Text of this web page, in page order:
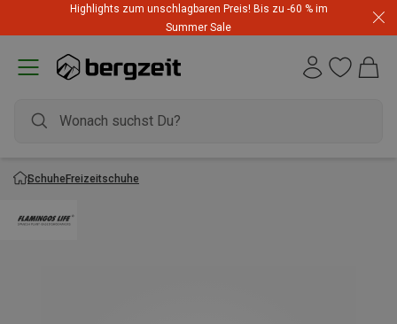
Highlights zum unschlagbaren Preis! Bis zu -60 % im
Summer Sale
SchuheFreizeitschuhe